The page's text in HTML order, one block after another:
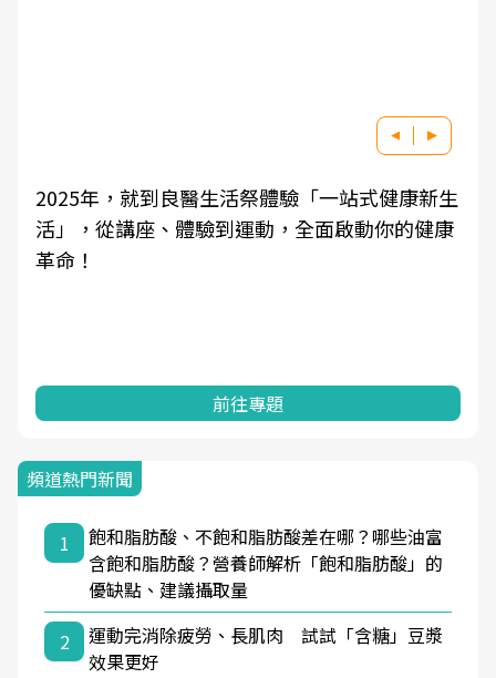
2025年，就到良醫生活祭體驗「一站式健康新生
活」，從講座、體驗到運動，全面啟動你的健康
革命！
前往專題
頻道熱門新聞
1
飽和脂肪酸、不飽和脂肪酸差在哪？哪些油富
含飽和脂肪酸？營養師解析「飽和脂肪酸」的
優缺點、建議攝取量
2
運動完消除疲勞、長肌肉 試試「含糖」豆漿
效果更好